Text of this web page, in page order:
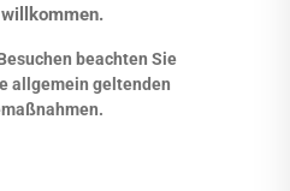
beachten Sie
allgemein geltenden